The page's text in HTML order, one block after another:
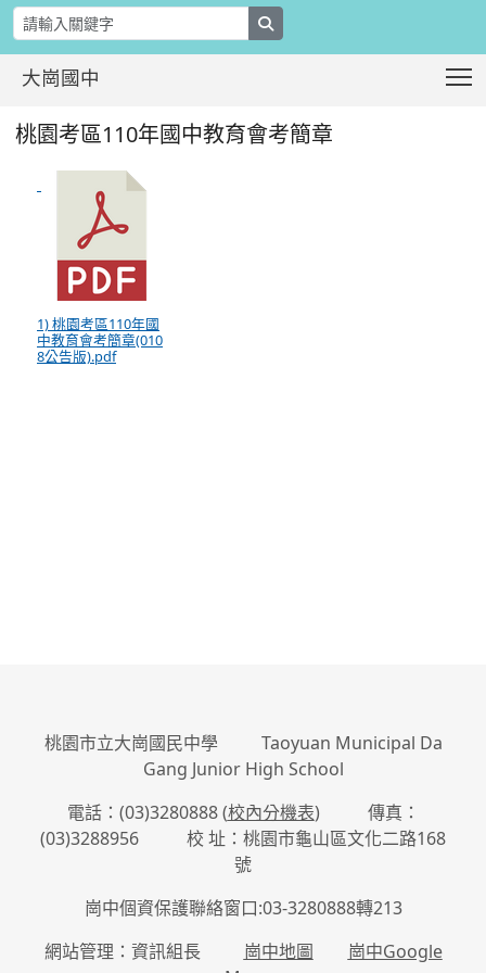
大崗國中
桃園考區110年國中教育會考簡章
桃園考區110年國中教育會考簡章
1) 桃園考區110年國
中教育會考簡章(010
8公告版).pdf
桃園市立大崗國民中學 Taoyuan Municipal Da
Gang Junior High School
電話：(03)3280888 (校內分機表) 傳真：
(03)3288956 校 址：桃園市龜山區文化二路168
號
崗中個資保護聯絡窗口:03-3280888轉213
網站管理：資訊組長 崗中地圖
崗中Google